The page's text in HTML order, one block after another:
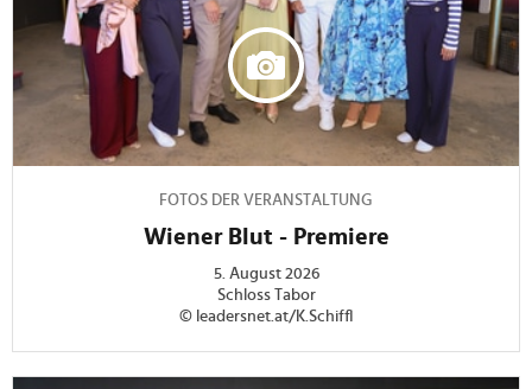
FOTOS DER VERANSTALTUNG
Wiener Blut - Premiere
5. August 2026
Schloss Tabor
© leadersnet.at/K.Schiffl